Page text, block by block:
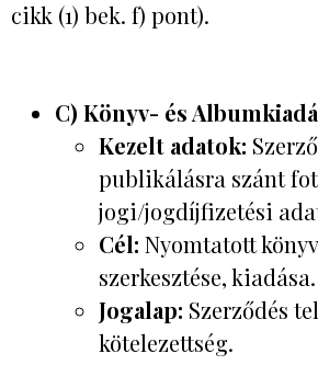
cikk (1) bek. f) pont).
C) Könyv- és
Kezelt adatok:
publikálásra szánt
jogi/jogdíjfizetési
Cél: Nyomtatott
szerkesztése, kiadása.
Jogalap: Szerződés
kötelezettség.